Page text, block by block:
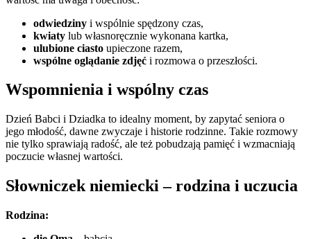
odwiedziny i wspólnie spędzony czas,
kwiaty lub własnoręcznie wykonana kartka,
ulubione ciasto upieczone razem,
wspólne oglądanie zdjęć i rozmowa o przeszłości.
Wspomnienia i wspólny czas
Dzień Babci i Dziadka to idealny moment, by zapytać seniora o
jego młodość, dawne zwyczaje i historie rodzinne. Takie rozmowy
nie tylko sprawiają radość, ale też pobudzają pamięć i wzmacniają
poczucie własnej wartości.
Słowniczek niemiecki – rodzina i uczucia
Rodzina: